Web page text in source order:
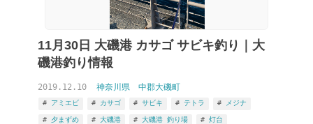
釣りブログ メジナ から検索
11月30日 大磯港 カサゴ サビキ釣り｜大
磯港釣り情報
2019.12.10 神奈川県 中郡大磯町
アミエビ カサゴ サビキ テトラ メジナ
夕まずめ 大磯港 大磯港 釣り場 灯台